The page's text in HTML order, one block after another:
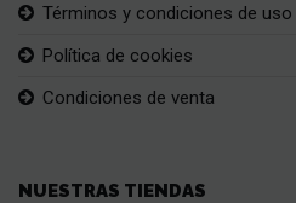
Términos y condiciones de uso
Política de cookies
Condiciones de venta
NUESTRAS TIENDAS